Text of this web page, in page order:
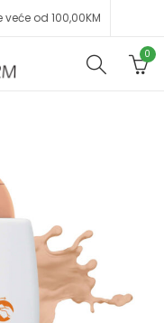
od 100,00KM
0